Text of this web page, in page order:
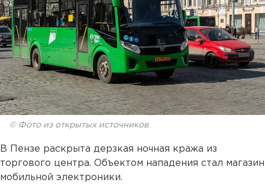
© Фото из открытых источников
В Пензе раскрыта дерзкая ночная кража из
торгового центра. Объектом нападения стал магазин
мобильной электроники.